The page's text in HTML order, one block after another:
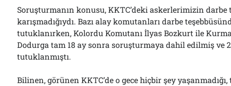
Soruşturmanın konusu, KKTC’deki askerlerimizin darbe
karışmadığıydı. Bazı alay komutanları darbe
tutuklanırken, Kolordu Komutanı İlyas Bozkurt ile
Dodurga tam 18 ay sonra soruşturmaya dahil edilmiş ve
tutuklanmıştı.
Bilinen, görünen KKTC’de o gece hiçbir şey